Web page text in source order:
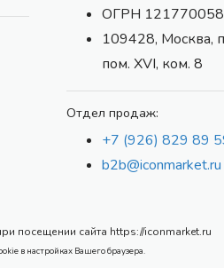
ОГРН
109428, Москва,
пом. XVI, ком. 8
Отдел продаж:
+7 (926) 829 89
b2b@iconmarket.ru
посещении сайта https://iconmarket.ru
в настройках Вашего браузера.